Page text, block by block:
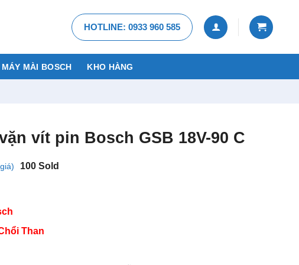
HOTLINE: 0933 960 585
MÁY MÀI BOSCH KHO HÀNG
vít pin Bosch GSB 18V-90 C
100 Sold
Than